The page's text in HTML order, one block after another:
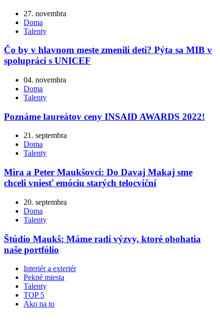
27. novembra
Doma
Talenty
Čo by v hlavnom meste zmenili deti? Pýta sa MIB v
spolupráci s UNICEF
04. novembra
Doma
Talenty
Poznáme laureátov ceny INSAID AWARDS 2022!
21. septembra
Doma
Talenty
Mira a Peter Maukšovci: Do Davaj Makaj sme
chceli vniesť emóciu starých telocviční
20. septembra
Doma
Talenty
Štúdio Maukš: Máme radi výzvy, ktoré obohatia
naše portfólio
Interiér a exteriér
Pekné miesta
Talenty
TOP 5
Ako na to